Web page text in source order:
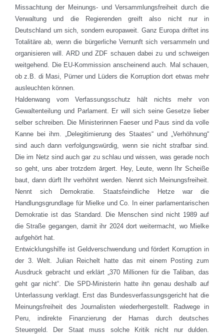
Missachtung der Meinungs- und Versammlungsfreiheit durch die
Verwaltung und die Regierenden greift also nicht nur in
Deutschland um sich, sondern europaweit. Ganz Europa driftet ins
Totalitäre ab, wenn die bürgerliche Vernunft sich versammeln und
organisieren will. ARD und ZDF schauen dabei zu und schweigen
weitgehend. Die EU-Kommission anscheinend auch. Mal schauen,
ob z.B. di Masi, Pürner und Lüders die Korruption dort etwas mehr
ausleuchten können.
Haldenwang vom Verfassungsschutz hält nichts mehr von
Gewaltenteilung und Parlament. Er will sich seine Gesetze lieber
selber schreiben. Die Ministerinnen Faeser und Paus sind da volle
Kanne bei ihm. „Delegitimierung des Staates“ und „Verhöhnung“
sind auch dann verfolgungswürdig, wenn sie nicht strafbar sind.
Die im Netz sind auch gar zu schlau und wissen, was gerade noch
so geht, uns aber trotzdem ärgert. Hey, Leute, wenn Ihr Scheiße
baut, dann dürft Ihr verhöhnt werden. Nennt sich Meinungsfreiheit.
Nennt sich Demokratie. Staatsfeindliche Hetze war die
Handlungsgrundlage für Mielke und Co. In einer parlamentarischen
Demokratie ist das Standard. Die Menschen sind nicht 1989 auf
die Straße gegangen, damit ihr 2024 dort weitermacht, wo Mielke
aufgehört hat.
Entwicklungshilfe ist Geldverschwendung und fördert Korruption in
der 3. Welt. Julian Reichelt hatte das mit einem Posting zum
Ausdruck gebracht und erklärt „370 Millionen für die Taliban, das
geht gar nicht“. Die SPD-Ministerin hatte ihn genau deshalb auf
Unterlassung verklagt. Erst das Bundesverfassungsgericht hat die
Meinungsfreiheit des Journalisten wiederhergestellt. Radwege in
Peru, indirekte Finanzierung der Hamas durch deutsches
Steuergeld. Der Staat muss solche Kritik nicht nur dulden.